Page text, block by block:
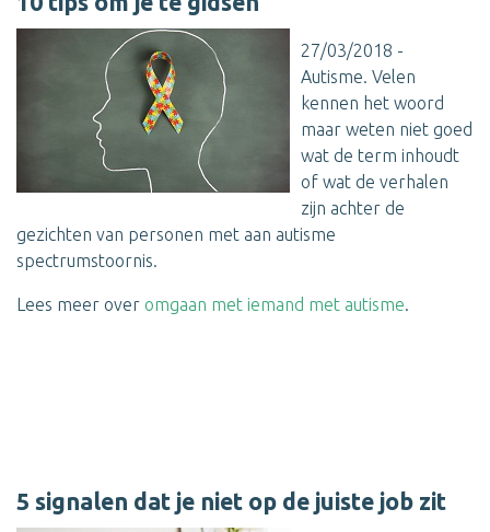
27/03/2018 -
Autisme. Velen
kennen het woord
maar weten niet goed
wat de term inhoudt
of wat de verhalen
zijn achter de
gezichten van personen met aan autisme
spectrumstoornis.
Lees meer over omgaan met iemand met autisme.
5 signalen dat je niet op de juiste job zit